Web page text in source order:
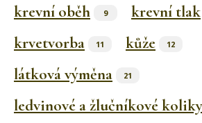
krevní oběh 9 krevní tlak
krvetvorba 11 kůže 12
látková výměna 21
ledvinové a žlučníkové koliky